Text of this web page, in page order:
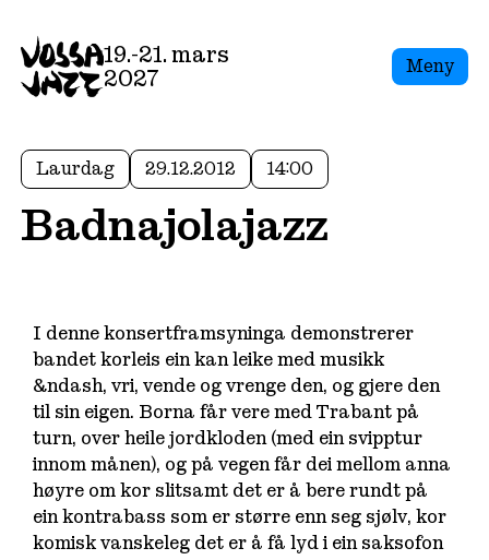
19.-21. mars
2027
Meny
Laurdag 29.12.2012 14:00
Badnajolajazz
I denne konsertframsyninga demonstrerer
bandet korleis ein kan leike med musikk
&ndash, vri, vende og vrenge den, og gjere den
til sin eigen. Borna får vere med Trabant på
turn‚ over heile jordkloden (med ein svipptur
innom månen), og på vegen får dei mellom anna
høyre om kor slitsamt det er å bere rundt på
ein kontrabass som er større enn seg sjølv, kor
komisk vanskeleg det er å få lyd i ein saksofon